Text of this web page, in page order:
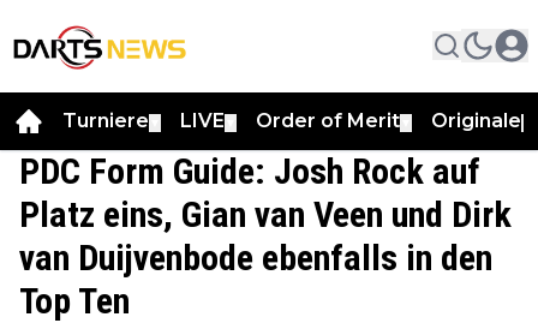
Turniere LIVE Order of Merit Originale
PDC Form Guide: Josh Rock auf
Platz eins, Gian van Veen und Dirk
van Duijvenbode ebenfalls in den
Top Ten